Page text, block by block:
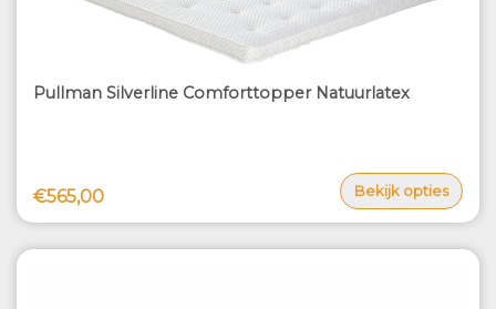
Pullman Silverline Comforttopper Natuurlatex
€565,00 Bekijk opties